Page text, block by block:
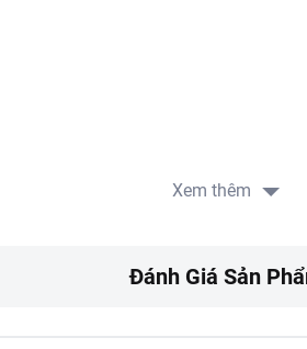
Xem thêm
Đánh Giá Sản